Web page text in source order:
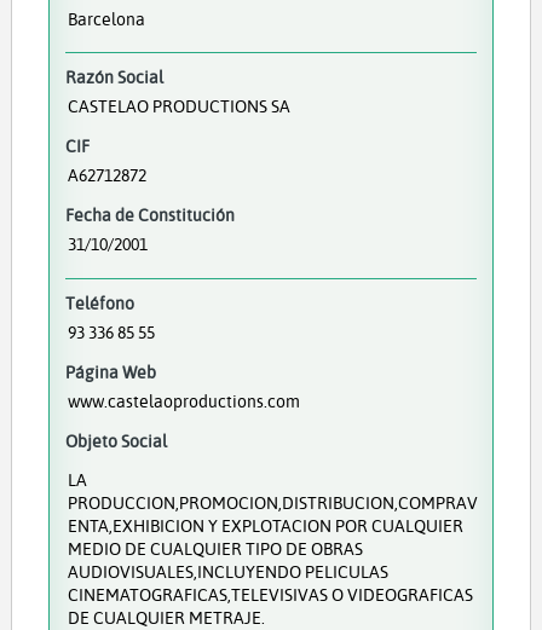
Barcelona
Razón Social
CASTELAO PRODUCTIONS SA
CIF
A62712872
Fecha de Constitución
31/10/2001
Teléfono
93 336 85 55
Página Web
www.castelaoproductions.com
Objeto Social
LA
PRODUCCION,PROMOCION,DISTRIBUCION,COMPRAV
ENTA,EXHIBICION Y EXPLOTACION POR CUALQUIER
MEDIO DE CUALQUIER TIPO DE OBRAS
AUDIOVISUALES,INCLUYENDO PELICULAS
CINEMATOGRAFICAS,TELEVISIVAS O VIDEOGRAFICAS
DE CUALQUIER METRAJE.